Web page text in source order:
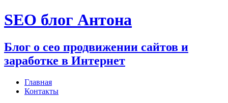
Перейти
к
SEO блог Антона
Блог о сео продвижении сайтов и
заработке в Интернет
Главная
Контакты